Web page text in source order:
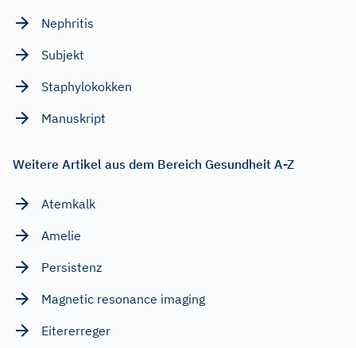
Nephritis
Subjekt
Staphylokokken
Manuskript
Weitere Artikel aus dem Bereich Gesundheit A-Z
Atemkalk
Amelie
Persistenz
Magnetic resonance imaging
Eitererreger